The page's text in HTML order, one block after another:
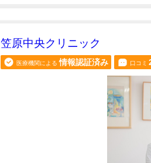
笠原中央クリニック
医療機関による 情報認証済み 口コミ